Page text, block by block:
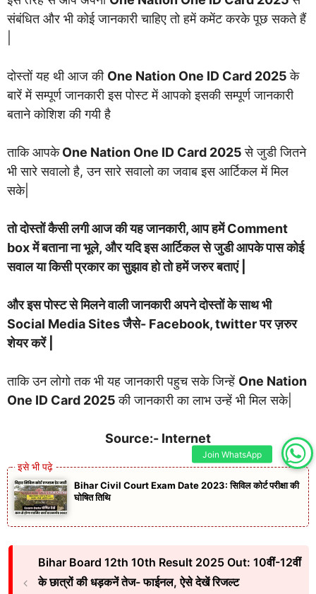
संबंधित और भी कोई जानकारी चाहिए तो हमें कमेंट करके पूछ सकते हैं
दोस्तों यह थी आज की One Nation One ID Card 2025के
बारें में सम्पूर्ण जानकारी इस पोस्ट में आपको इसकी सम्पूर्ण जानकारी
बताने कोशिश की गयी है
ताकि आपकेOne Nation One ID Card 2025से जुडी जितने
भी सारे सवालो है, उन सारे सवालो का जवाब इस आर्टिकल में मिल
सके|
तो दोस्तों कैसी लगी आज की यह जानकारी, आप हमें Comment
box में बताना ना भूले, और यदि इस आर्टिकल से जुडी आपके पास कोई
सवाल या किसी प्रकार का सुझाव हो तो हमें जरुर बताएं |
और इस पोस्ट से मिलने वाली जानकारी अपने दोस्तों के साथ भी
Social Media Sites जैसे- Facebook, twitter पर ज़रुर
शेयर करें |
ताकि उन लोगो तक भी यह जानकारी पहुच सके जिन्हें One Nation
One ID Card 2025की जानकारी का लाभ उन्हें भी मिल सके|
Source:- Internet
Bihar Civil Court Exam Date 2023: सिविल कोर्ट परीक्षा की
घोषित तिथि
Bihar Board 12th 10th Result 2025 Out: 10वीं-12वीं
के छात्रों की धड़कनें तेज- फाईनल, ऐसे देखें रिजल्ट
Join WhatsApp